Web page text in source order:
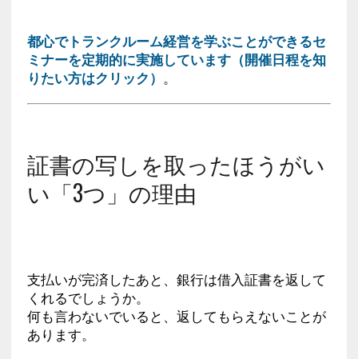
都心でトランクルーム経営を学ぶことができるセ
ミナーを定期的に実施しています（開催日程を知
りたい方はクリック） 。
証書の写しを取ったほうがい
い「3つ」の理由
支払いが完済したあと、銀行は借入証書を返して
くれるでしょうか。
何も言わないでいると、返してもらえないことが
あります。